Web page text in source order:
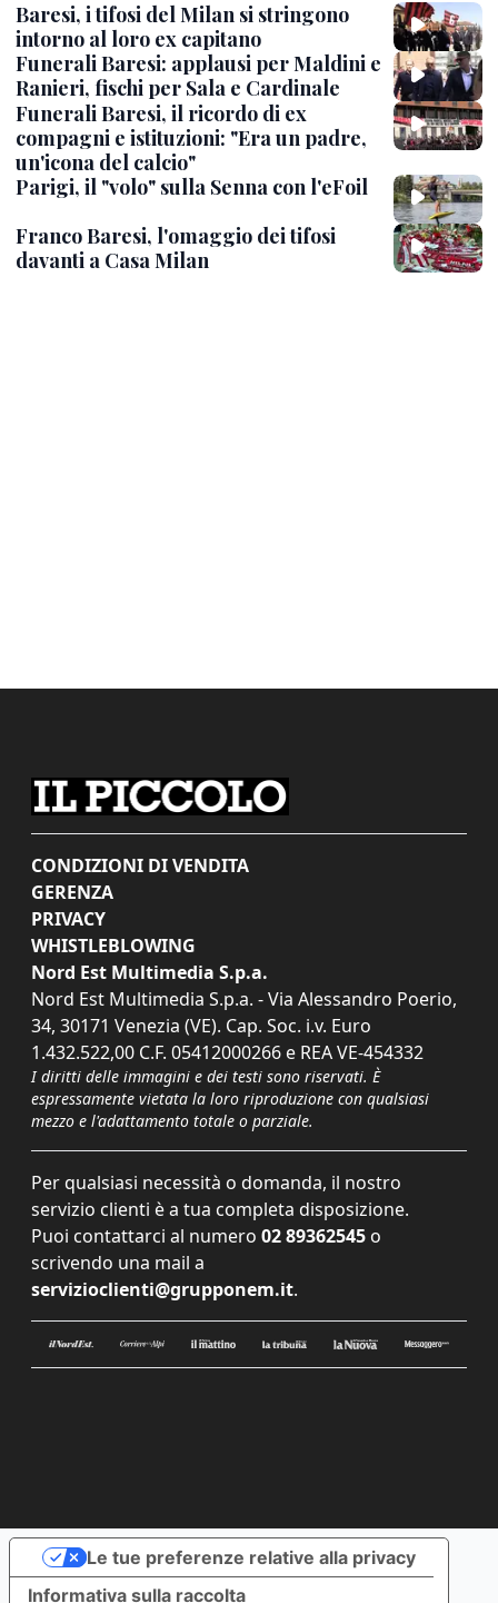
Baresi, i tifosi del Milan si stringono
intorno al loro ex capitano
Funerali Baresi: applausi per Maldini e
Ranieri, fischi per Sala e Cardinale
Funerali Baresi, il ricordo di ex
compagni e istituzioni: "Era un padre,
un'icona del calcio"
Parigi, il "volo" sulla Senna con l'eFoil
Franco Baresi, l'omaggio dei tifosi
davanti a Casa Milan
CONDIZIONI DI VENDITA
GERENZA
PRIVACY
WHISTLEBLOWING
Nord Est Multimedia S.p.a.
Nord Est Multimedia S.p.a. - Via Alessandro Poerio,
34, 30171 Venezia (VE). Cap. Soc. i.v. Euro
1.432.522,00 C.F. 05412000266 e REA VE-454332
I diritti delle immagini e dei testi sono riservati. È
espressamente vietata la loro riproduzione con qualsiasi
mezzo e l'adattamento totale o parziale.
Per qualsiasi necessità o domanda, il nostro
servizio clienti è a tua completa disposizione.
Puoi contattarci al numero 02 89362545 o
scrivendo una mail a
servizioclienti@grupponem.it.
Informativa sulla raccolta
Le tue preferenze relative alla privacy